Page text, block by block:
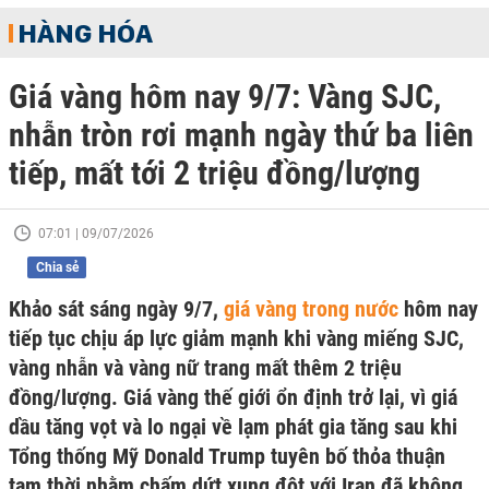
HÀNG HÓA
Giá vàng hôm nay 9/7: Vàng SJC,
nhẫn tròn rơi mạnh ngày thứ ba liên
tiếp, mất tới 2 triệu đồng/lượng
07:01 | 09/07/2026
Chia sẻ
Khảo sát sáng ngày 9/7, giá vàng trong nước hôm nay
tiếp tục chịu áp lực giảm mạnh khi vàng miếng SJC,
vàng nhẫn và vàng nữ trang mất thêm 2 triệu
đồng/lượng. Giá vàng thế giới ổn định trở lại, vì giá
dầu tăng vọt và lo ngại về lạm phát gia tăng sau khi
Tổng thống Mỹ Donald Trump tuyên bố thỏa thuận